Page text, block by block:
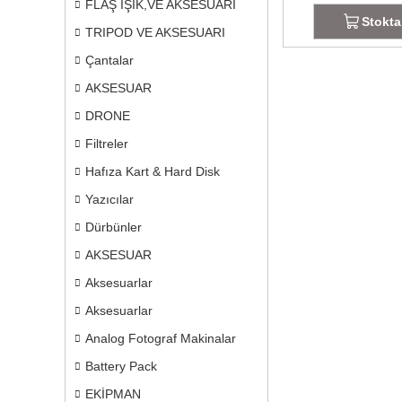
FLAŞ IŞIK,VE AKSESUARI
TRIPOD VE AKSESUARI
Çantalar
AKSESUAR
DRONE
Filtreler
Hafıza Kart & Hard Disk
Yazıcılar
Dürbünler
AKSESUAR
Aksesuarlar
Aksesuarlar
Analog Fotograf Makinalar
Battery Pack
EKİPMAN